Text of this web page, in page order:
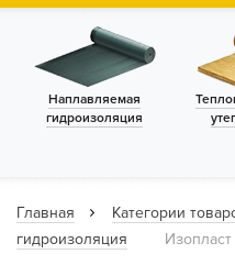
Наплавляемая
гидроизоляция
Главная Категории
гидроизоляция
Изопласт